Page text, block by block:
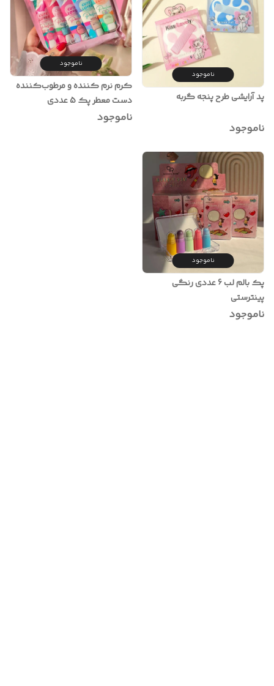
ناموجود
پد آرایشی طرح پنجه گربه
ناموجود
ناموجود
کرم نرم کننده و مرطوب‌کننده
دست معطر پک 5 عددی
ناموجود
ناموجود
پک بالم لب 6 عددی رنگی
پینترستی
ناموجود